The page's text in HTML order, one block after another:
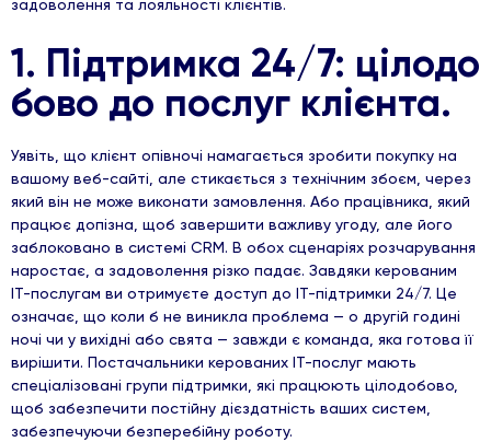
задоволення та лояльності клієнтів.
1. Підтримка 24/7: цілодо
бово до послуг клієнта.
Уявіть, що клієнт опівночі намагається зробити покупку на
вашому веб-сайті, але стикається з технічним збоєм, через
який він не може виконати замовлення. Або працівника, який
працює допізна, щоб завершити важливу угоду, але його
заблоковано в системі CRM. В обох сценаріях розчарування
наростає, а задоволення різко падає. Завдяки керованим
ІТ-послугам ви отримуєте доступ до ІТ-підтримки 24/7. Це
означає, що коли б не виникла проблема — о другій годині
ночі чи у вихідні або свята — завжди є команда, яка готова її
вирішити. Постачальники керованих ІТ-послуг мають
спеціалізовані групи підтримки, які працюють цілодобово,
щоб забезпечити постійну дієздатність ваших систем,
забезпечуючи безперебійну роботу.